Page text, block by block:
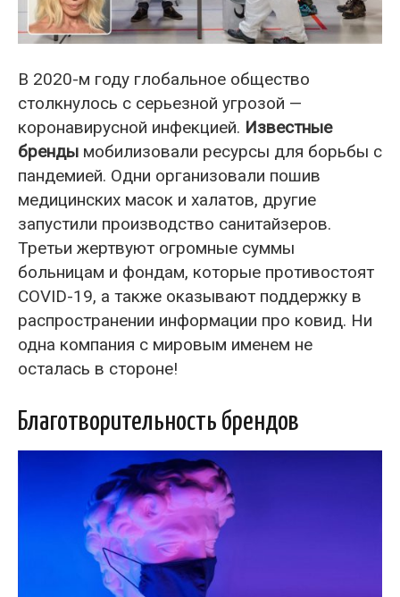
В 2020-м году глобальное общество
столкнулось с серьезной угрозой —
коронавирусной инфекцией. Известные
бренды мобилизовали ресурсы для борьбы с
пандемией. Одни организовали пошив
медицинских масок и халатов, другие
запустили производство санитайзеров.
Третьи жертвуют огромные суммы
больницам и фондам, которые противостоят
COVID-19, а также оказывают поддержку в
распространении информации про ковид. Ни
одна компания с мировым именем не
осталась в стороне!
Благотворительность брендов